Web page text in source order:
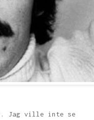
Jag ville inte se